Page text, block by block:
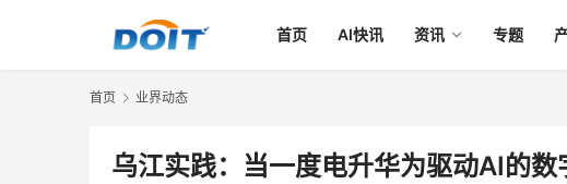
首页 AI快讯 资讯 专题
首页 业界动态
乌江实践：当一度电升华为驱动AI的数